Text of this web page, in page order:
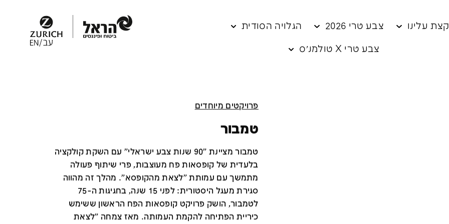
קצת עלינו צבע טרי 2026 הגלויה הסודית
צבע טרי X טולמנ׳ס
פרויקטים מיוחדים
טמבור
טמבור מציינת "90 שנות צבע ישראלי" עם השקת קולקציה
בלעדית של קופסאות פח מעוצבות, פרי שיתוף פעולה
מתמשך עם עמותת "לצאת מהקופסא". מהלך זה מהווה
סגירת מעגל היסטורית: לפני 15 שנה, בחגיגות ה-75
לטמבור, הושק פרויקט קופסאות הפח הראשון ששימש
כיריית הפתיחה להקמת העמותה. מאז צמחה "לצאת